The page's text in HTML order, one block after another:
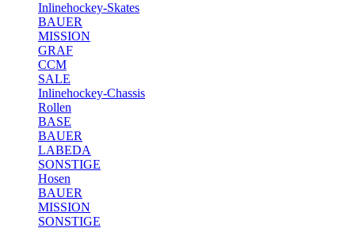
Inlinehockey-Skates
BAUER
MISSION
GRAF
CCM
SALE
Inlinehockey-Chassis
Rollen
BASE
BAUER
LABEDA
SONSTIGE
Hosen
BAUER
MISSION
SONSTIGE